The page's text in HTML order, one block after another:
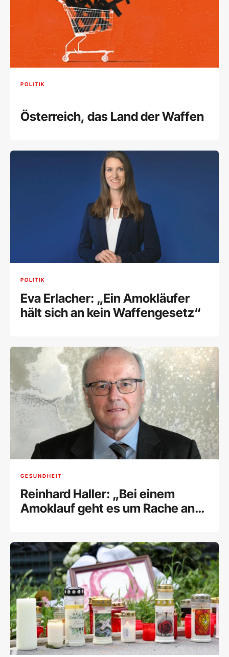
POLITIK
Österreich, das Land der Waffen
POLITIK
Eva Erlacher: „Ein Amokläufer
hält sich an kein Waffengesetz“
GESUNDHEIT
Reinhard Haller: „Bei einem
Amoklauf geht es um Rache an